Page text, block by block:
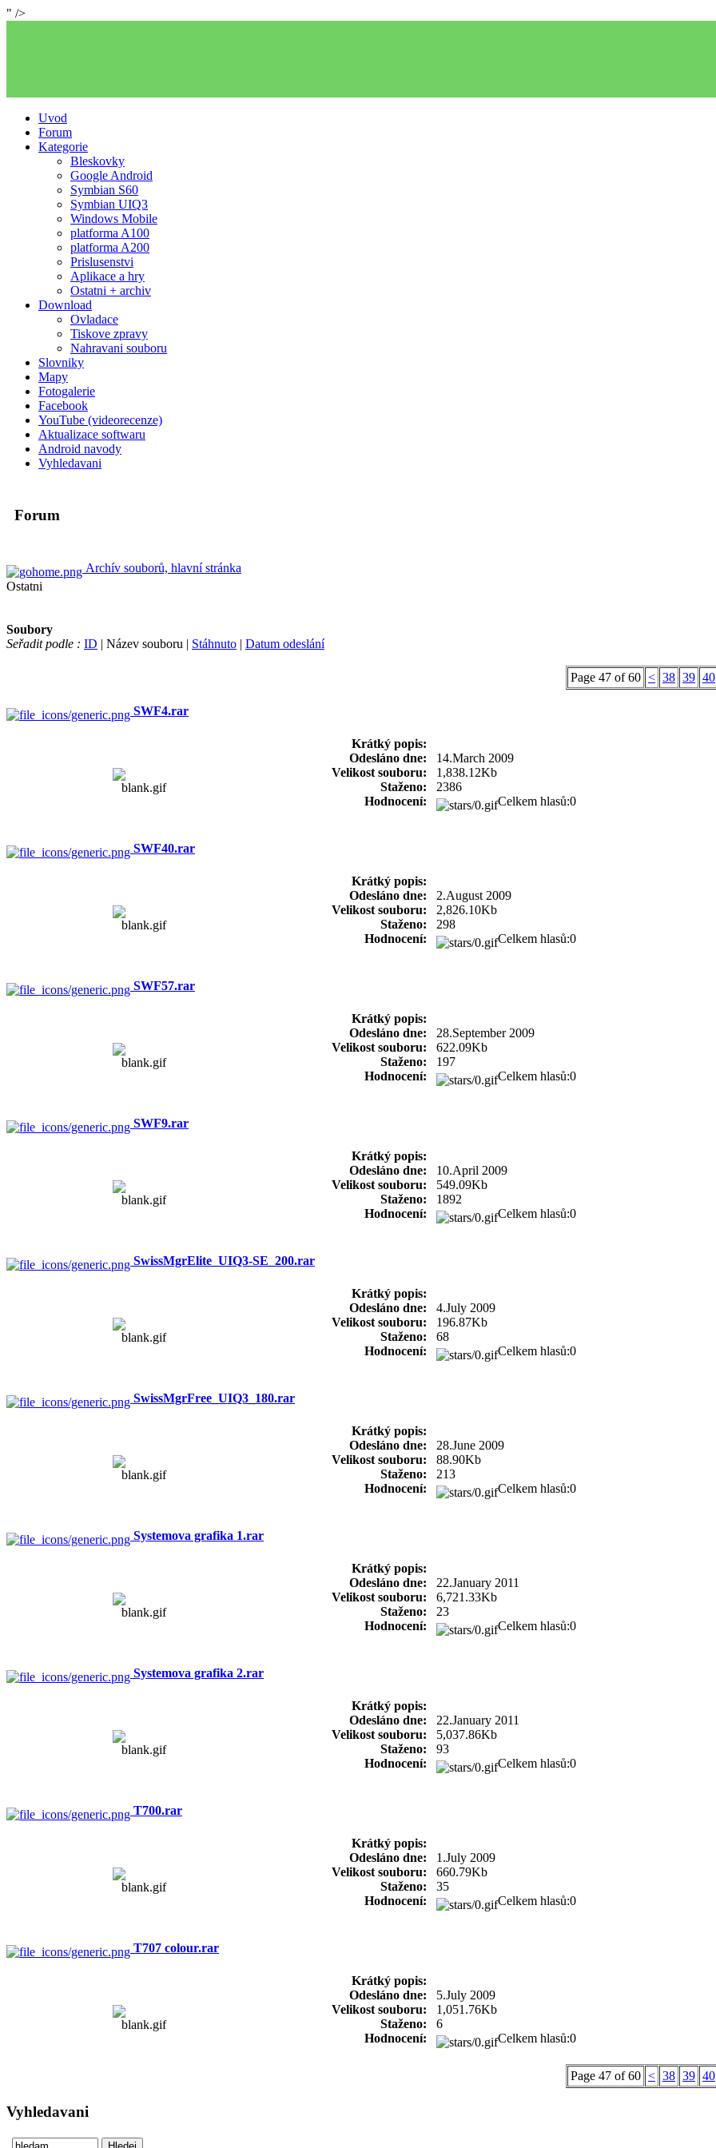
" />
Uvod
Forum
Kategorie
Bleskovky
Google Android
Symbian S60
Symbian UIQ3
Windows Mobile
platforma A100
platforma A200
Prislusenstvi
Aplikace a hry
Ostatni + archiv
Download
Ovladace
Tiskove zpravy
Nahravani souboru
Slovniky
Mapy
Fotogalerie
Facebook
YouTube (videorecenze)
Aktualizace softwaru
Android navody
Vyhledavani
Forum
Archív souborů, hlavní stránka
Ostatni
Soubory
Seřadit podle : ID | Název souboru | Stáhnuto | Datum odeslání
Page 47 of 60 < 38 39 40
SWF4.rar
Krátký popis:
Odesláno dne:
14.March 2009
Velikost souboru:
1,838.12Kb
Staženo:
2386
Hodnocení:
Celkem hlasů:0
SWF40.rar
Krátký popis:
Odesláno dne:
2.August 2009
Velikost souboru:
2,826.10Kb
Staženo:
298
Hodnocení:
Celkem hlasů:0
SWF57.rar
Krátký popis:
Odesláno dne:
28.September 2009
Velikost souboru:
622.09Kb
Staženo:
197
Hodnocení:
Celkem hlasů:0
SWF9.rar
Krátký popis:
Odesláno dne:
10.April 2009
Velikost souboru:
549.09Kb
Staženo:
1892
Hodnocení:
Celkem hlasů:0
SwissMgrElite_UIQ3-SE_200.rar
Krátký popis:
Odesláno dne:
4.July 2009
Velikost souboru:
196.87Kb
Staženo:
68
Hodnocení:
Celkem hlasů:0
SwissMgrFree_UIQ3_180.rar
Krátký popis:
Odesláno dne:
28.June 2009
Velikost souboru:
88.90Kb
Staženo:
213
Hodnocení:
Celkem hlasů:0
Systemova grafika 1.rar
Krátký popis:
Odesláno dne:
22.January 2011
Velikost souboru:
6,721.33Kb
Staženo:
23
Hodnocení:
Celkem hlasů:0
Systemova grafika 2.rar
Krátký popis:
Odesláno dne:
22.January 2011
Velikost souboru:
5,037.86Kb
Staženo:
93
Hodnocení:
Celkem hlasů:0
T700.rar
Krátký popis:
Odesláno dne:
1.July 2009
Velikost souboru:
660.79Kb
Staženo:
35
Hodnocení:
Celkem hlasů:0
T707 colour.rar
Krátký popis:
Odesláno dne:
5.July 2009
Velikost souboru:
1,051.76Kb
Staženo:
6
Hodnocení:
Celkem hlasů:0
Page 47 of 60 < 38 39 40
Vyhledavani